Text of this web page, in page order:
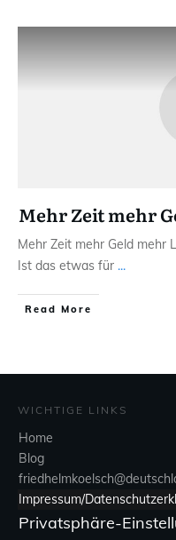
Mehr Zeit mehr
Mehr Zeit mehr Geld mehr
Ist das etwas für ...
Read More
WICHTIGE LINKS
Home
Blog
Impressum/
Privatsphäre-